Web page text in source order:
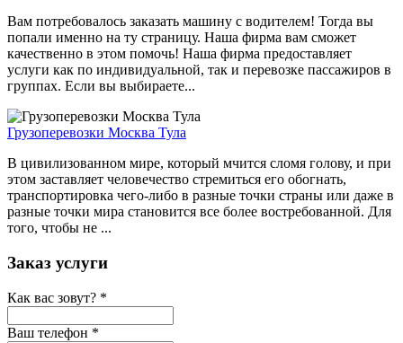
Вам потребовалось заказать машину с водителем! Тогда вы
попали именно на ту страницу. Наша фирма вам сможет
качественно в этом помочь! Наша фирма предоставляет
услуги как по индивидуальной, так и перевозке пассажиров в
группах. Если вы выбираете...
Грузоперевозки Москва Тула
В цивилизованном мире, который мчится сломя голову, и при
этом заставляет человечество стремиться его обогнать,
транспортировка чего-либо в разные точки страны или даже в
разные точки мира становится все более востребованной. Для
того, чтобы не ...
Заказ услуги
Как вас зовут? *
Ваш телефон *